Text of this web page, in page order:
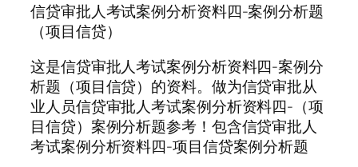
信贷审批人考试案例分析资料四-案例分析题
（项目信贷）
这是信贷审批人考试案例分析资料四-案例分
析题（项目信贷）的资料。做为信贷审批从
业人员信贷审批人考试案例分析资料四-（项
目信贷）案例分析题参考！包含信贷审批人
考试案例分析资料四-项目信贷案例分析题